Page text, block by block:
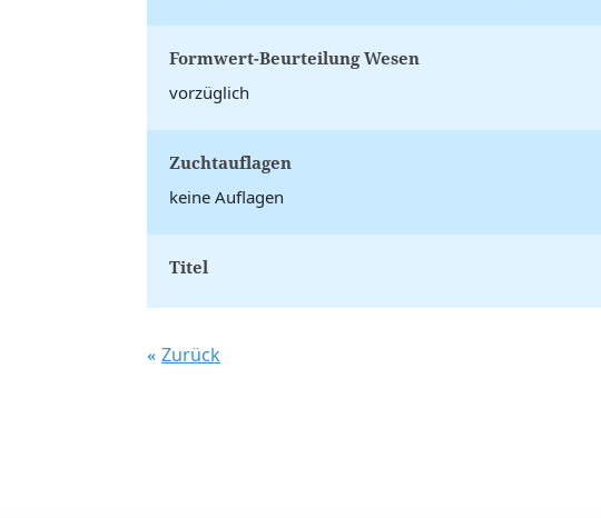
Formwert-Beurteilung Wesen
vorzüglich
Zuchtauflagen
keine Auflagen
Titel
Zurück